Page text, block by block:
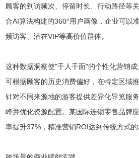
顾客的到访频次、停留时长、行动路径等
合AI算法构建的360°用户画像，企业可以
频访客、潜在VIP等高价值群体。
这种数据洞察使"千人千面"的个性化营销
可根据顾客的历史消费偏好，在特定区域
针对不同来源地的游客提供差异化导览服
峰并优化资源配置。某国际连锁零售品牌
率提升37%，精准营销ROI达到传统方式的